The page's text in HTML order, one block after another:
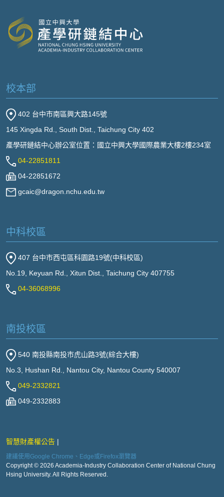
校本部
402 台中市南區興大路145號
145 Xingda Rd., South Dist., Taichung City 402
產學研鏈結中心辦公室位置：國立中興大學國際農業大樓2樓234室
04-22851811
04-22851672
gcaic@dragon.nchu.edu.tw
中科校區
407 台中市西屯區科園路19號(中科校區)
No.19, Keyuan Rd., Xitun Dist., Taichung City 407755
04-36068996
南投校區
540 南投縣南投市虎山路3號(綜合大樓)
No.3, Hushan Rd., Nantou City, Nantou County 540007
049-2332821
049-2332883
智慧財產權公告
建議使用Google Chrome、Edge或Firefox瀏覽器
Copyright © 2026 Academia-Industry Collaboration Center of National Chung
Hsing University. All Rights Reserved.